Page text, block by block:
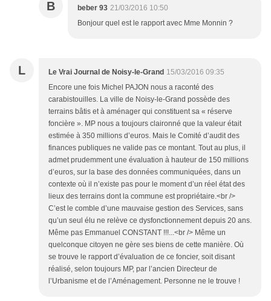
B beber 93 21/03/2016 10:50
Bonjour quel est le rapport avec Mme Monnin ?
L Le Vrai Journal de Noisy-le-Grand 15/03/2016 09:35
Encore une fois Michel PAJON nous a raconté des
carabistouilles. La ville de Noisy-le-Grand possède des
terrains bâtis et à aménager qui constituent sa « réserve
foncière ». MP nous a toujours claironné que la valeur était
estimée à 350 millions d’euros. Mais le Comité d’audit des
finances publiques ne valide pas ce montant. Tout au plus, il
admet prudemment une évaluation à hauteur de 150 millions
d’euros, sur la base des données communiquées, dans un
contexte où il n’existe pas pour le moment d’un réel état des
lieux des terrains dont la commune est propriétaire.<br />
C’est le comble d’une mauvaise gestion des Services, sans
qu’un seul élu ne relève ce dysfonctionnement depuis 20 ans.
Même pas Emmanuel CONSTANT !!!...<br /> Même un
quelconque citoyen ne gère ses biens de cette manière. Où
se trouve le rapport d’évaluation de ce foncier, soit disant
réalisé, selon toujours MP, par l’ancien Directeur de
l’Urbanisme et de l’Aménagement. Personne ne le trouve !